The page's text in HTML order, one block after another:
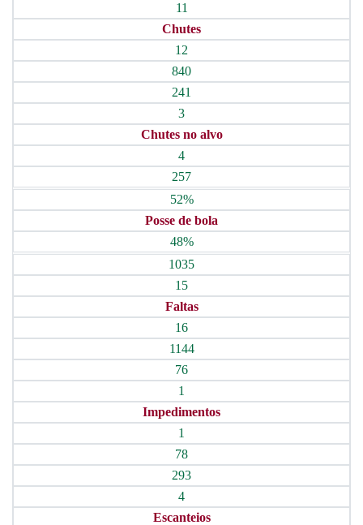
11
Chutes
12
840
241
3
Chutes no alvo
4
257
52%
Posse de bola
48%
1035
15
Faltas
16
1144
76
1
Impedimentos
1
78
293
4
Escanteios